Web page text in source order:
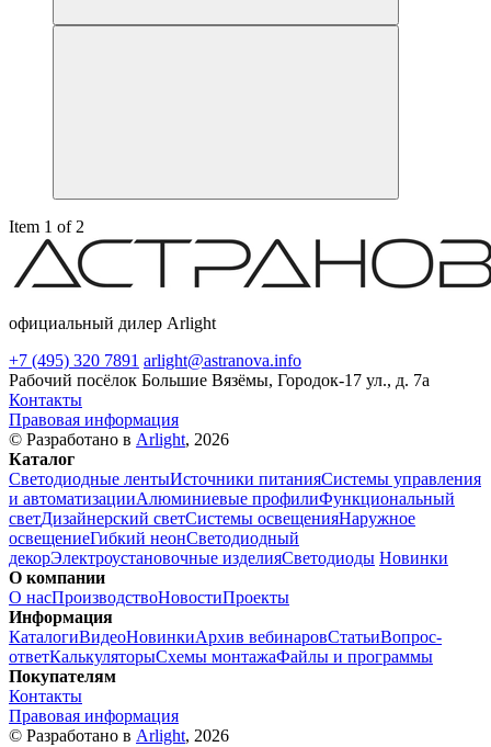
Item 1 of 2
официальный дилер Arlight
+7 (495) 320 7891 arlight@astranova.info
Рабочий посёлок Большие Вязёмы, Городок-17 ул., д. 7а
Контакты
Правовая информация
© Разработано в Arlight, 2026
Каталог
Светодиодные лентыИсточники питанияСистемы управления
и автоматизацииАлюминиевые профилиФункциональный
светДизайнерский светСистемы освещенияНаружное
освещениеГибкий неонСветодиодный
декорЭлектроустановочные изделияСветодиоды Новинки
О компании
О насПроизводствоНовостиПроекты
Информация
КаталогиВидеоНовинкиАрхив вебинаровСтатьиВопрос-
ответКалькуляторыСхемы монтажаФайлы и программы
Покупателям
Контакты
Правовая информация
© Разработано в Arlight, 2026